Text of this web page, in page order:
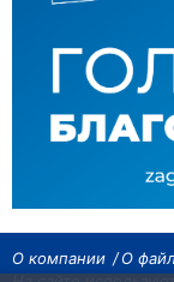
О компании
О